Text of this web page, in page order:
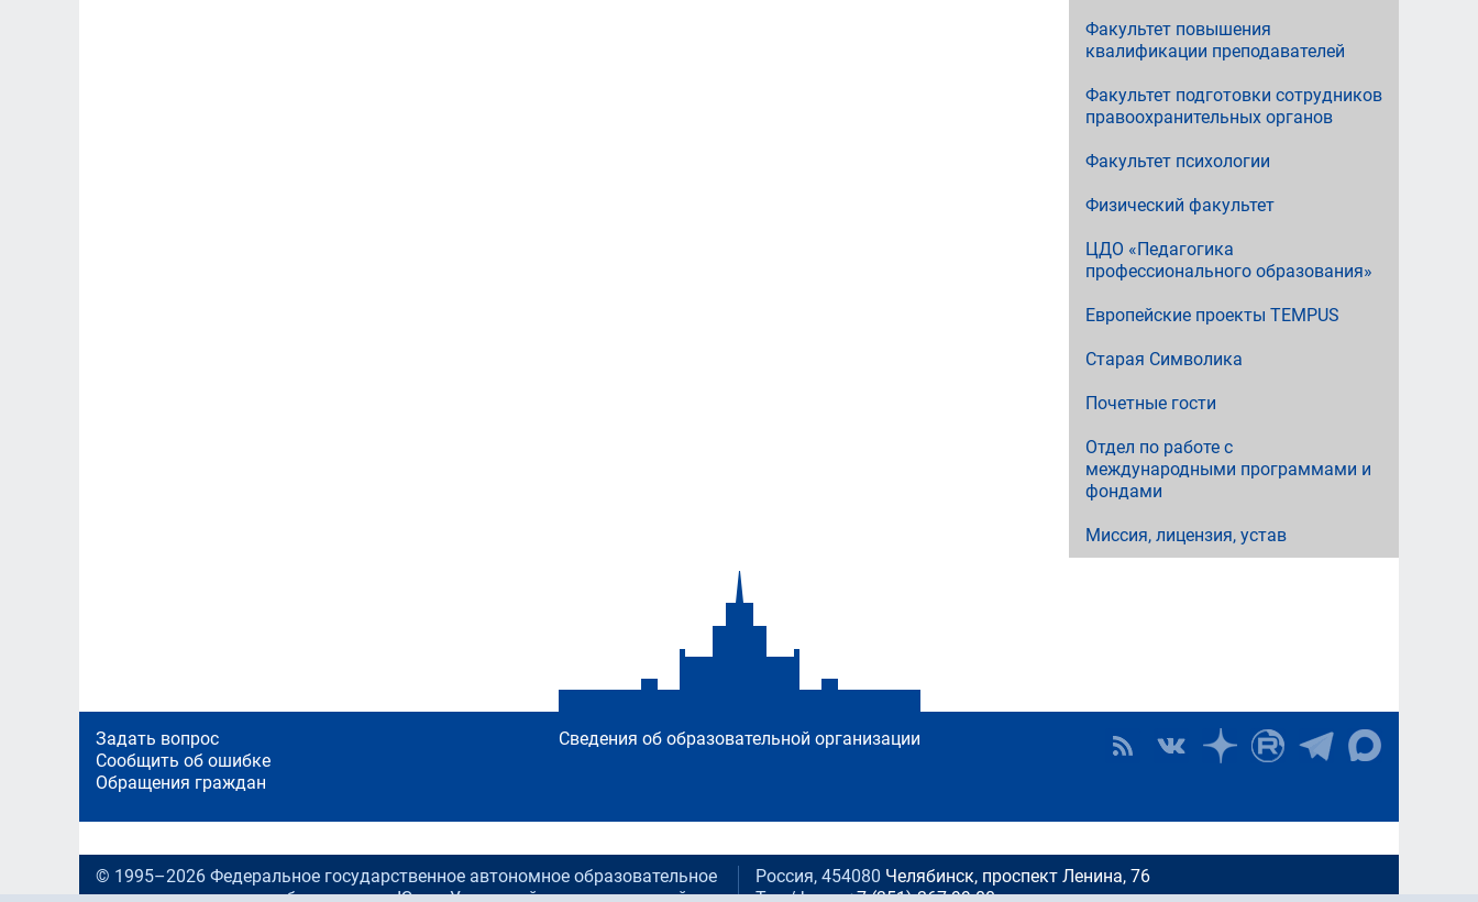
Факультет повышения
квалификации преподавателей
Факультет подготовки сотрудников
правоохранительных органов
Факультет психологии
Физический факультет
ЦДО «Педагогика
профессионального образования»
Европейские проекты TEMPUS
Старая Символика
Почетные гости
Отдел по работе с
международными программами и
фондами
Миссия, лицензия, устав
Сведения об образовательной организации
Задать вопрос
Сообщить об ошибке
Обращения граждан
© 1995–2026 Федеральное государственное автономное образовательное
Россия, 454080 Челябинск, проспект Ленина, 76